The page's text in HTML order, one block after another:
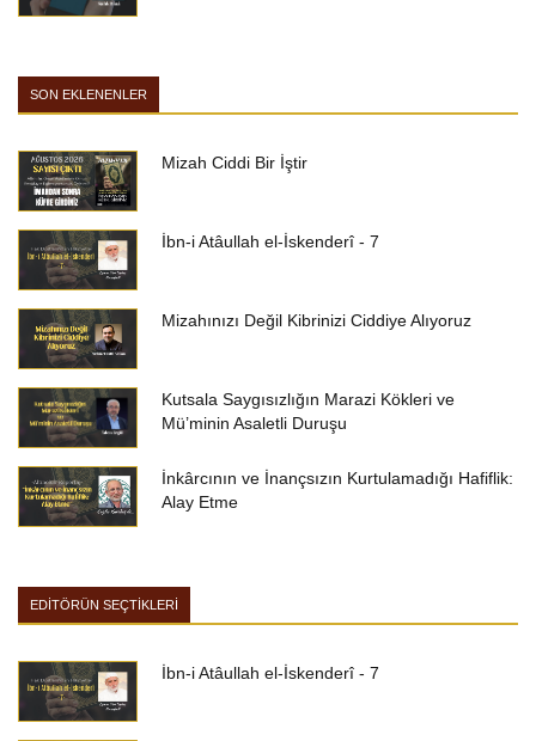
SON EKLENENLER
Mizah Ciddi Bir İştir
İbn-i Atâullah el-İskenderî - 7
Mizahınızı Değil Kibrinizi Ciddiye Alıyoruz
Kutsala Saygısızlığın Marazi Kökleri ve
Mü’minin Asaletli Duruşu
İnkârcının ve İnançsızın Kurtulamadığı Hafiflik:
Alay Etme
EDİTÖRÜN SEÇTİKLERİ
İbn-i Atâullah el-İskenderî - 7